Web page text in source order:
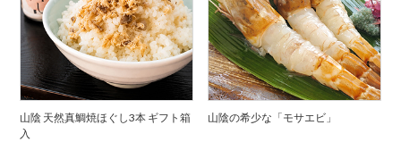
山陰 天然真鯛焼ほぐし3本 ギフト箱
入
山陰の希少な「モサエビ」